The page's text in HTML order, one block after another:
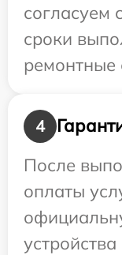
согласуем
сроки
ремонтные
4
После
оплаты